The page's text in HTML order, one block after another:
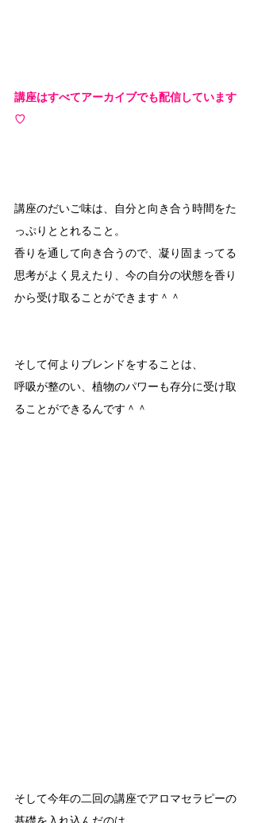
講座はすべてアーカイブでも配信しています
♡
講座のだいご味は、自分と向き合う時間をた
っぷりととれること。
香りを通して向き合うので、凝り固まってる
思考がよく見えたり、今の自分の状態を香り
から受け取ることができます＾＾
そして何よりブレンドをすることは、
呼吸が整のい、植物のパワーも存分に受け取
ることができるんです＾＾
そして今年の二回の講座でアロマセラピーの